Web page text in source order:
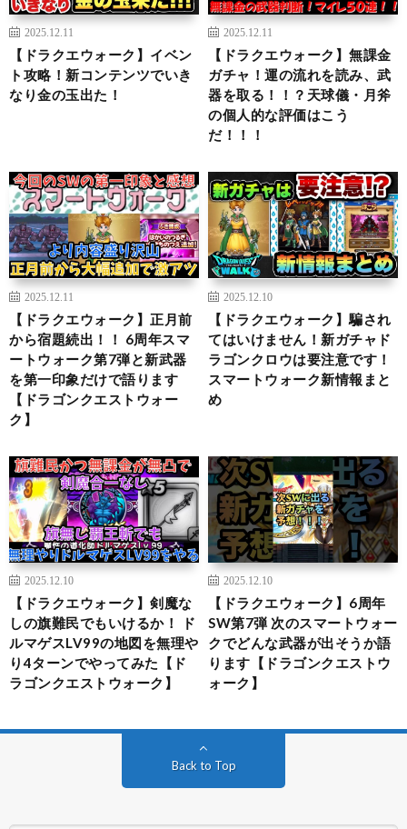
2025.12.11
【ドラクエウォーク】イベン
ト攻略！新コンテンツでいき
なり金の玉出た！
2025.12.11
【ドラクエウォーク】無課金
ガチャ！運の流れを読み、武
器を取る！！？天球儀・月斧
の個人的な評価はこう
だ！！！
2025.12.11
【ドラクエウォーク】正月前
から宿題続出！！ 6周年スマ
ートウォーク第7弾と新武器
を第一印象だけで語ります
【ドラゴンクエストウォー
ク】
2025.12.10
【ドラクエウォーク】騙され
てはいけません！新ガチャド
ラゴンクロウは要注意です！
スマートウォーク新情報まと
め
2025.12.10
【ドラクエウォーク】剣魔な
しの旗難民でもいけるか！ ド
ルマゲスLV99の地図を無理や
り4ターンでやってみた【ド
ラゴンクエストウォーク】
2025.12.10
【ドラクエウォーク】6周年
SW第7弾 次のスマートウォー
クでどんな武器が出そうか語
ります【ドラゴンクエストウ
ォーク】
Back to Top